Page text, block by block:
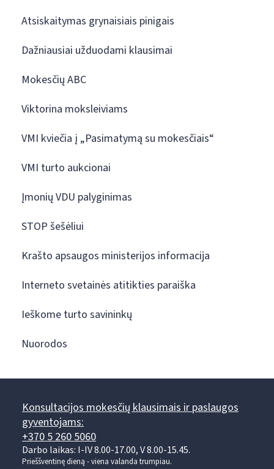
Atsiskaitymas grynaisiais pinigais
Dažniausiai užduodami klausimai
Mokesčių ABC
Viktorina moksleiviams
VMI kviečia į „Pasimatymą su mokesčiais“
VMI turto aukcionai
Įmonių VDU palyginimas
STOP šešėliui
Krašto apsaugos ministerijos informacija
Interneto svetainės atitikties paraiška
Ieškome turto savininkų
Nuorodos
Konsultacijos mokesčių klausimais ir paslaugos
gyventojams:
+370 5 260 5060
Darbo laikas: I-IV 8.00-17.00, V 8.00-15.45.
Prieššventinę dieną - viena valanda trumpiau.